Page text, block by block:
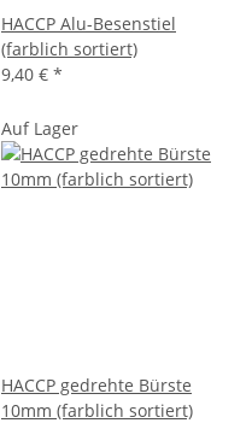
HACCP Alu-Besenstiel
(farblich sortiert)
9,40 € *
Auf Lager
HACCP gedrehte Bürste
10mm (farblich sortiert)